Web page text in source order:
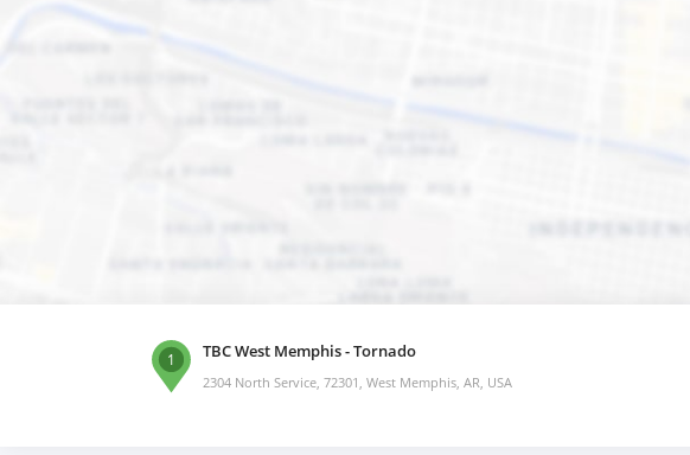
1 TBC West Memphis - Tornado
2304 North Service, 72301, West Memphis, AR, USA